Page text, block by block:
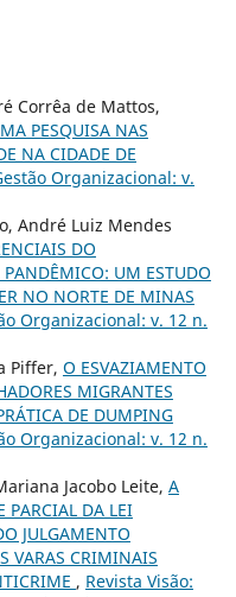
Corrêa de Mattos,
PESQUISA NAS
NA CIDADE DE
Organizacional: v.
André Luiz Mendes
DO
PANDÊMICO: UM ESTUDO
NO NORTE DE MINAS
Organizacional: v. 12 n.
Piffer, O ESVAZIAMENTO
MIGRANTES
DE DUMPING
Organizacional: v. 12 n.
Jacobo Leite, A
PARCIAL DA LEI
JULGAMENTO
VARAS CRIMINAIS
, Revista Visão: